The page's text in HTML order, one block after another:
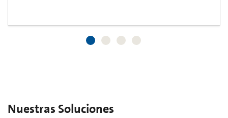
Nuestras Soluciones